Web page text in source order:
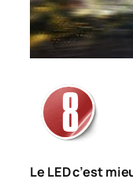
Le LED c’est